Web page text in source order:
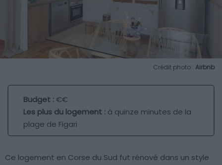
Crédit photo : Airbnb
Budget :€€
Les plus du logement : à quinze minutes de la
plage de Figari
Ce logement en Corse du Sud fut rénové dans un style